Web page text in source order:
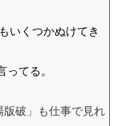
いくつかぬけてき
ってる。
版破」も仕事で見れ